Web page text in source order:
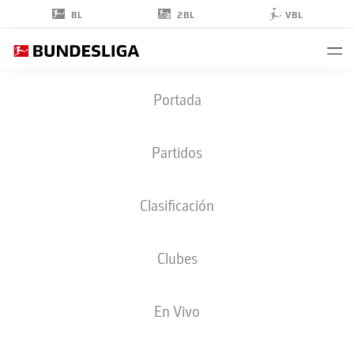
BL 2BL VBL
Portada
Partidos
Clasificación
Clubes
En Vivo